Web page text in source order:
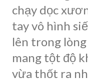
chạy dọc
tay vô hình
lên trong
mang tột độ
vừa thốt ra